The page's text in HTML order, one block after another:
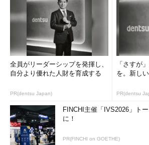
図1 コミュニケーションの失敗は仕様の不
る（「顧客が本当に必要だったものとは - ニ
より引用）
コミュニケーションの失敗を防ぐには？
では、具体的な方法として、こうしたコ
「ドキュメント
を柱にしたコミュニケーシ
法である」というものです。
「何だ、ドキュメントか……」と思われる
せん。確かに、「ドキュメントを柱にした
全員がリーダーシップを発揮し、
自分より優れた人財を育成する
PR(dentsu Japan)
「さすが
を。新し
PR(dentsu
FINCHI主催「IVS2026」ト
に！
PR(FINCHI on GOETHE)